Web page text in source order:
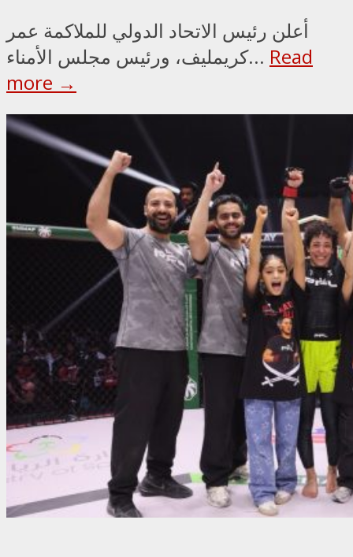
أعلن رئيس الاتحاد الدولي للملاكمة عمر
كريمليف، ورئيس مجلس الأمناء... Read
more →